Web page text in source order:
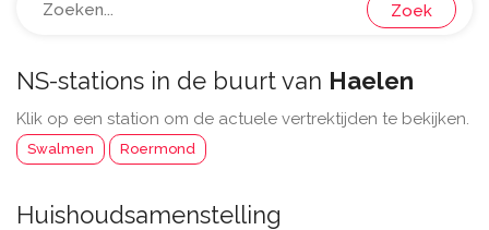
Zoek
NS-stations in de buurt van Haelen
Klik op een station om de actuele vertrektijden te bekijken.
Swalmen Roermond
Huishoudsamenstelling